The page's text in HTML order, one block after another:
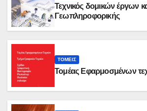
Τεχνικός δομικών έργων
Γεωπληροφορικής
ΤΟΜΕΊΣ
Τομέας Εφαρμοσμένων